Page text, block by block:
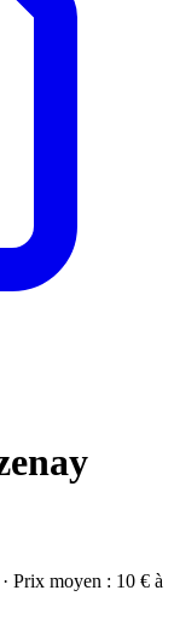
Prix moyen : 10 € à